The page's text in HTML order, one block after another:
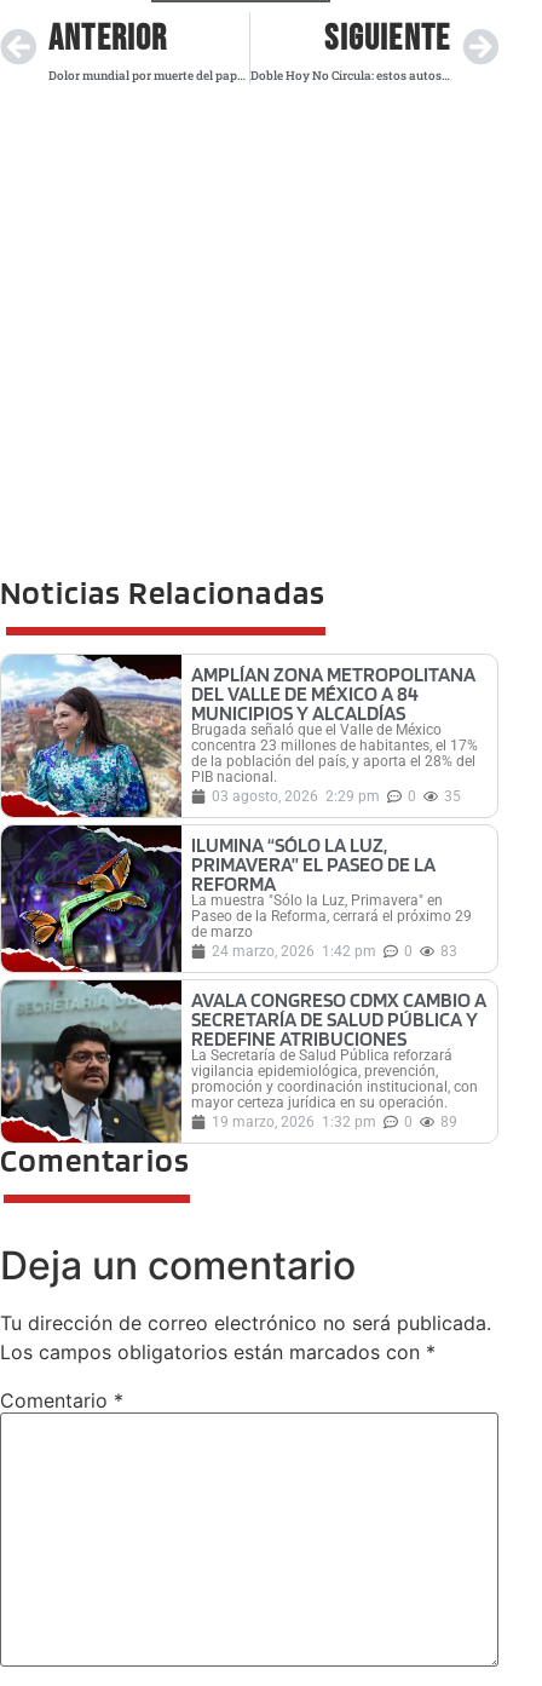
ANTERIOR
Dolor mundial por muerte del papa Francisco: así será su funeral en el Vaticano
SIGUIENTE
Doble Hoy No Circula: estos autos no podrán circular en CDMX y Edomex por contingencia
Noticias Relacionadas
AMPLÍAN ZONA METROPOLITANA
DEL VALLE DE MÉXICO A 84
MUNICIPIOS Y ALCALDÍAS
Brugada señaló que el Valle de México
concentra 23 millones de habitantes, el 17%
de la población del país, y aporta el 28% del
PIB nacional.
03 agosto, 2026 2:29 pm 0 35
ILUMINA “SÓLO LA LUZ,
PRIMAVERA” EL PASEO DE LA
REFORMA
La muestra "Sólo la Luz, Primavera" en
Paseo de la Reforma, cerrará el próximo 29
de marzo
24 marzo, 2026 1:42 pm 0 83
AVALA CONGRESO CDMX CAMBIO A
SECRETARÍA DE SALUD PÚBLICA Y
REDEFINE ATRIBUCIONES
La Secretaría de Salud Pública reforzará
vigilancia epidemiológica, prevención,
promoción y coordinación institucional, con
mayor certeza jurídica en su operación.
19 marzo, 2026 1:32 pm 0 89
Comentarios
Deja un comentario
Tu dirección de correo electrónico no será publicada.
Los campos obligatorios están marcados con *
Comentario *